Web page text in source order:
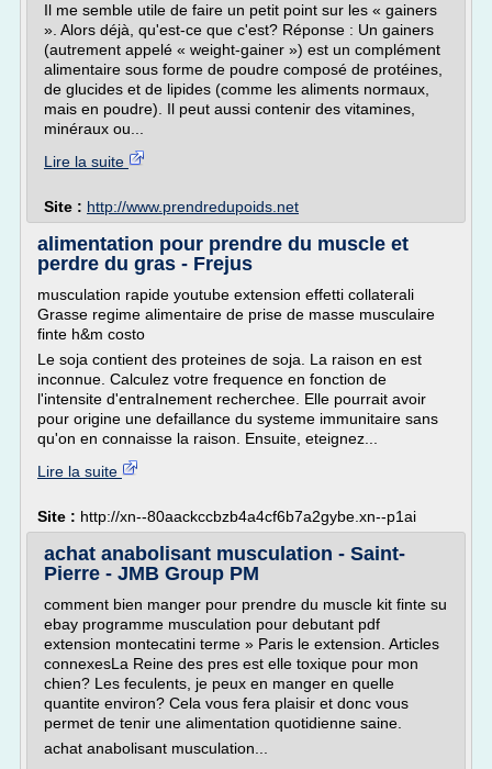
Il me semble utile de faire un petit point sur les « gainers
». Alors déjà, qu'est-ce que c'est? Réponse : Un gainers
(autrement appelé « weight-gainer ») est un complément
alimentaire sous forme de poudre composé de protéines,
de glucides et de lipides (comme les aliments normaux,
mais en poudre). Il peut aussi contenir des vitamines,
minéraux ou...
Lire la suite
Site : http://www.prendredupoids.net
alimentation pour prendre du muscle et
perdre du gras - Frejus
musculation rapide youtube extension effetti collaterali
Grasse regime alimentaire de prise de masse musculaire
finte h&m costo
Le soja contient des proteines de soja. La raison en est
inconnue. Calculez votre frequence en fonction de
l'intensite d'entraInement recherchee. Elle pourrait avoir
pour origine une defaillance du systeme immunitaire sans
qu'on en connaisse la raison. Ensuite, eteignez...
Lire la suite
Site : http://xn--80aackccbzb4a4cf6b7a2gybe.xn--p1ai
achat anabolisant musculation - Saint-
Pierre - JMB Group PM
comment bien manger pour prendre du muscle kit finte su
ebay programme musculation pour debutant pdf
extension montecatini terme » Paris le extension. Articles
connexesLa Reine des pres est elle toxique pour mon
chien? Les feculents, je peux en manger en quelle
quantite environ? Cela vous fera plaisir et donc vous
permet de tenir une alimentation quotidienne saine.
achat anabolisant musculation...